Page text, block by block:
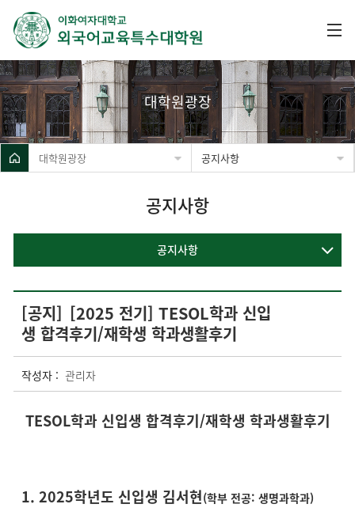
대학원광장
대학원광장 공지사항
공지사항
공지사항
[공지] [2025 전기] TESOL학과 신입
생 합격후기/재학생 학과생활후기
작성자 : 관리자
TESOL학과 신입생 합격후기/재학생 학과생활후기
1. 2025학년도 신입생 김서현(학부 전공: 생명과학과)